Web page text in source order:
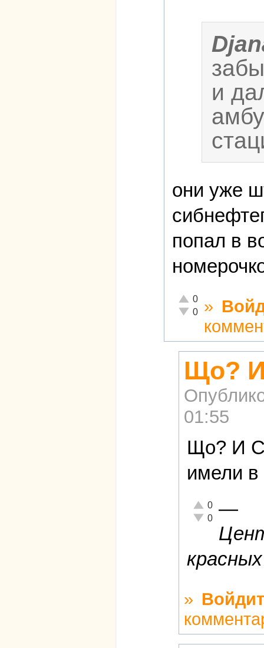
и
они уже
попал в
Отлично!
0
Неадекватно!
0 »
Що? И
01:55
Що? И
имели в
Отлично!
0
Неадекватно!
0 —
»